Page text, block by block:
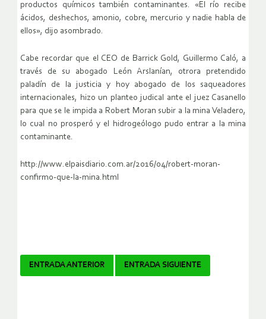
productos químicos también contaminantes. «El río recibe
ácidos, deshechos, amonio, cobre, mercurio y nadie habla de
ellos», dijo asombrado.
Cabe recordar que el CEO de Barrick Gold, Guillermo Caló, a
través de su abogado León Arslanían, otrora pretendido
paladín de la justicia y hoy abogado de los saqueadores
internacionales, hizo un planteo judical ante el juez Casanello
para que se le impida a Robert Moran subir a la mina Veladero,
lo cual no prosperó y el hidrogeólogo pudo entrar a la mina
contaminante.
http://www.elpaisdiario.com.ar/2016/04/robert-moran-
confirmo-que-la-mina.html
Navegador
ENTRADA ANTERIOR ENTRADA SIGUIENTE